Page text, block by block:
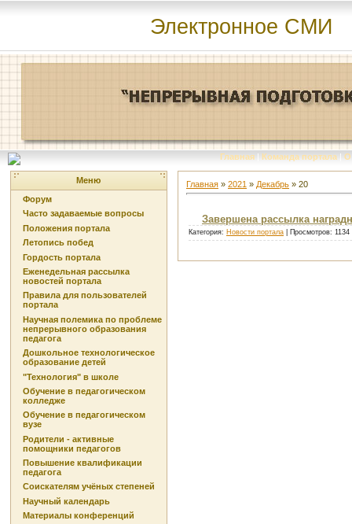
Электронное СМИ
Главная | Команда портала | О
Меню
Форум
Часто задаваемые вопросы
Положения портала
Летопись побед
Гордость портала
Еженедельная рассылка
новостей портала
Правила для пользователей
портала
Научная полемика по проблеме
непрерывного образования
педагога
Дошкольное технологическое
образование детей
"Технология" в школе
Обучение в педагогическом
колледже
Обучение в педагогическом
вузе
Родители - активные
помощники педагогов
Повышение квалификации
педагога
Соискателям учёных степеней
Научный календарь
Материалы конференций
Главная » 2021 » Декабрь » 20
Завершена рассылка
Категория: Новости портала | Просмотров: